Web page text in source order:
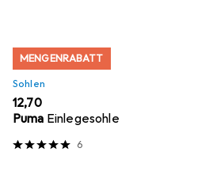
MENGENRABATT
Sohlen
EUR
12,70
Puma Einlegesohle
6